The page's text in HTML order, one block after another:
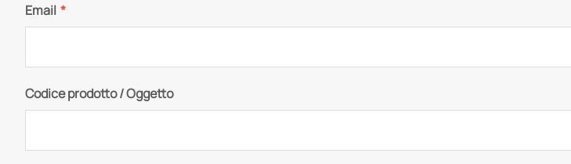
Email *
Codice prodotto / Oggetto